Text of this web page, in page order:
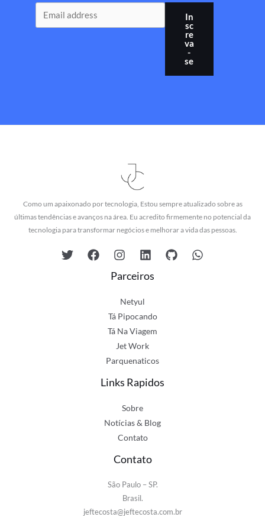
In
sc
re
va
-
se
Como um apaixonado por tecnologia, Estou sempre atualizado sobre as
últimas tendências e avanços na área. Eu acredito firmemente no potencial da
tecnologia para transformar negócios e melhorar a vida das pessoas.
Parceiros
Netyul
Tá Pipocando
Tá Na Viagem
Jet Work
Parquenaticos
Links Rapidos
Sobre
Notícias & Blog
Contato
Contato
São Paulo – SP.
Brasil.
jeftecosta@jeftecosta.com.br